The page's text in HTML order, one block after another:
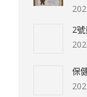
2
保